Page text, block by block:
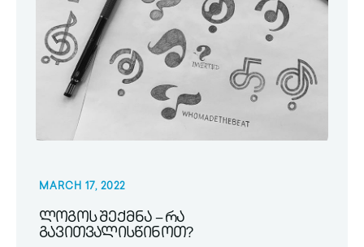
MARCH 17, 2022
ლოგოს შექმნა – რა
გავითვალისწინოთ?